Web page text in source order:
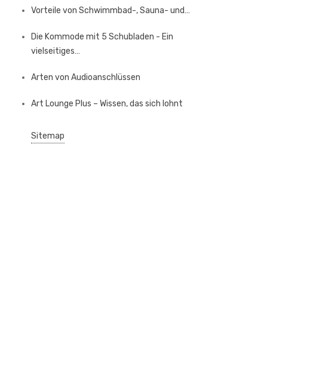
Vorteile von Schwimmbad-, Sauna- und…
Die Kommode mit 5 Schubladen - Ein
vielseitiges…
Arten von Audioanschlüssen
Art Lounge Plus – Wissen, das sich lohnt
Sitemap